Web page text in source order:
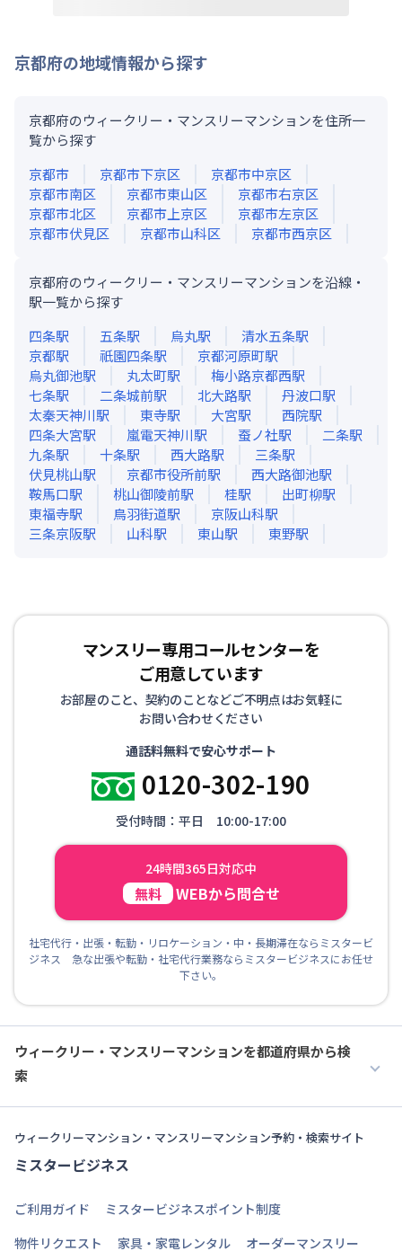
京都府の地域情報から探す
京都府のウィークリー・マンスリーマンションを住所一
覧から探す
京都市
京都市下京区
京都市中京区
京都市南区
京都市東山区
京都市右京区
京都市北区
京都市上京区
京都市左京区
京都市伏見区
京都市山科区 京都市西京区
京都府のウィークリー・マンスリーマンションを沿線・
駅一覧から探す
四条駅 五条駅 烏丸駅 清水五条駅
京都駅 祇園四条駅 京都河原町駅
烏丸御池駅 丸太町駅 梅小路京都西駅
七条駅 二条城前駅 北大路駅 丹波口駅
太秦天神川駅 東寺駅 大宮駅 西院駅
四条大宮駅 嵐電天神川駅 蚕ノ社駅 二条駅
九条駅 十条駅 西大路駅 三条駅
伏見桃山駅 京都市役所前駅 西大路御池駅
鞍馬口駅 桃山御陵前駅 桂駅 出町柳駅
東福寺駅 鳥羽街道駅 京阪山科駅
三条京阪駅 山科駅 東山駅 東野駅
マンスリー専用コールセンターを
ご用意しています
お部屋のこと、契約のことなどご不明点はお気軽に
お問い合わせください
通話料無料で安心サポート
0120-302-190
受付時間：平日 10:00-17:00
24時間365日対応中
無料 WEBから問合せ
社宅代行・出張・転勤・リロケーション・中・長期滞在ならミスタービ
ジネス 急な出張や転勤・社宅代行業務ならミスタービジネスにお任せ
下さい。
ウィークリー・マンスリーマンションを都道府県から検
索
ウィークリーマンション・マンスリーマンション予約・検索サイト
ミスタービジネス
ご利用ガイド
ミスタービジネスポイント制度
物件リクエスト
家具・家電レンタル オーダーマンスリー